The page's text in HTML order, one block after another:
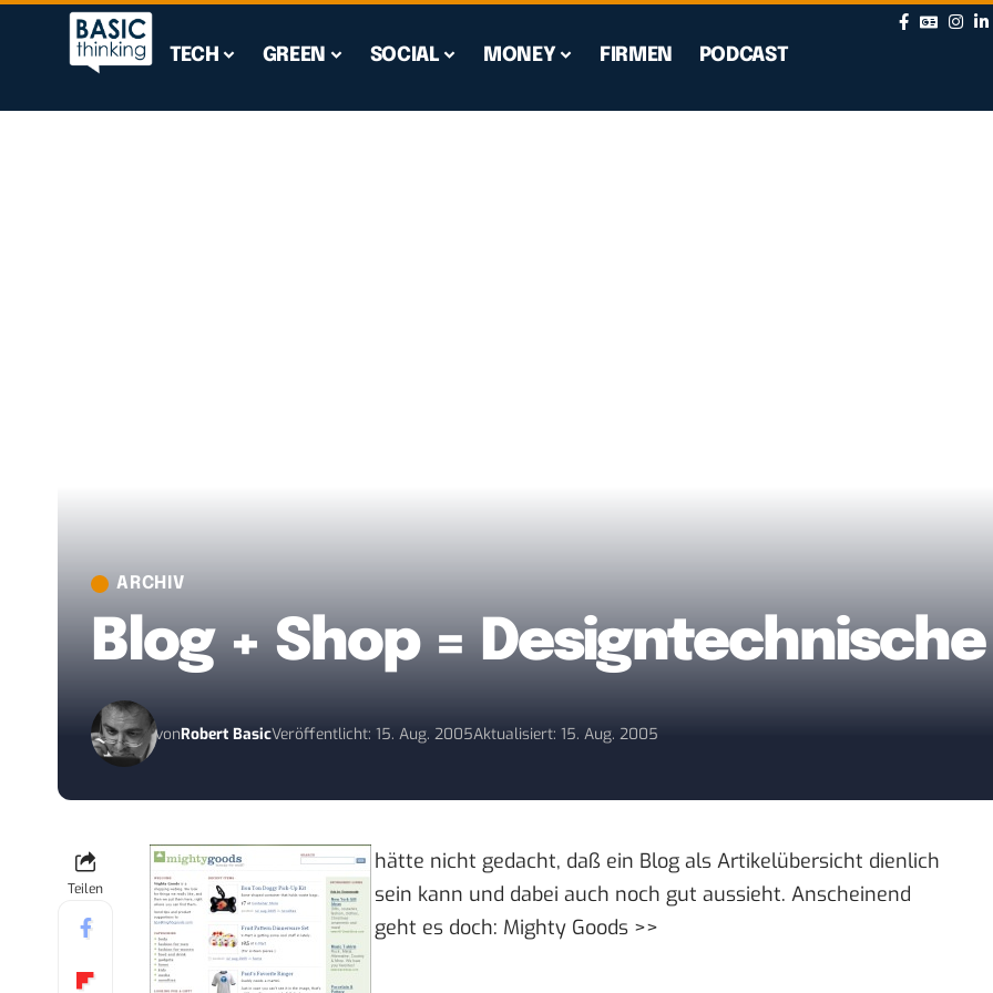
TECH GREEN SOCIAL MONEY FIRMEN PODCAST
ARCHIV
Blog + Shop = Designtechnische
vonRobert BasicVeröffentlicht: 15. Aug. 2005Aktualisiert: 15. Aug. 2005
Teilen
hätte nicht gedacht, daß ein Blog als Artikelübersicht dienlich
sein kann und dabei auch noch gut aussieht. Anscheinend
geht es doch: Mighty Goods >>